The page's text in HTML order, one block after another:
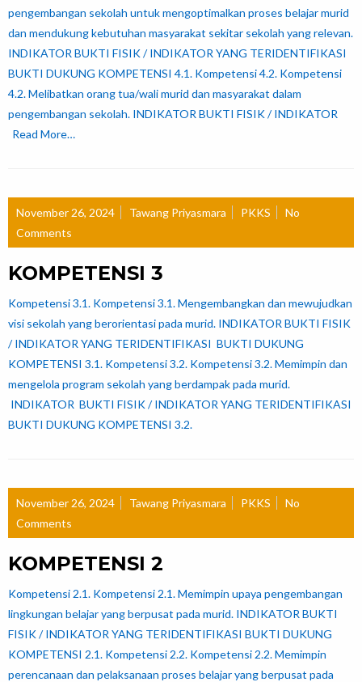
pengembangan sekolah untuk mengoptimalkan proses belajar murid
dan mendukung kebutuhan masyarakat sekitar sekolah yang relevan.
INDIKATOR BUKTI FISIK / INDIKATOR YANG TERIDENTIFIKASI
BUKTI DUKUNG KOMPETENSI 4.1. Kompetensi 4.2. Kompetensi
4.2. Melibatkan orang tua/wali murid dan masyarakat dalam
pengembangan sekolah. INDIKATOR BUKTI FISIK / INDIKATOR
Read More…
November 26, 2024 Tawang Priyasmara PKKS
No
Comments
KOMPETENSI 3
Kompetensi 3.1. Kompetensi 3.1. Mengembangkan dan mewujudkan
visi sekolah yang berorientasi pada murid. INDIKATOR BUKTI FISIK
/ INDIKATOR YANG TERIDENTIFIKASI BUKTI DUKUNG
KOMPETENSI 3.1. Kompetensi 3.2. Kompetensi 3.2. Memimpin dan
mengelola program sekolah yang berdampak pada murid.
INDIKATOR BUKTI FISIK / INDIKATOR YANG TERIDENTIFIKASI
BUKTI DUKUNG KOMPETENSI 3.2.
November 26, 2024 Tawang Priyasmara PKKS
No
Comments
KOMPETENSI 2
Kompetensi 2.1. Kompetensi 2.1. Memimpin upaya pengembangan
lingkungan belajar yang berpusat pada murid. INDIKATOR BUKTI
FISIK / INDIKATOR YANG TERIDENTIFIKASI BUKTI DUKUNG
KOMPETENSI 2.1. Kompetensi 2.2. Kompetensi 2.2. Memimpin
perencanaan dan pelaksanaan proses belajar yang berpusat pada